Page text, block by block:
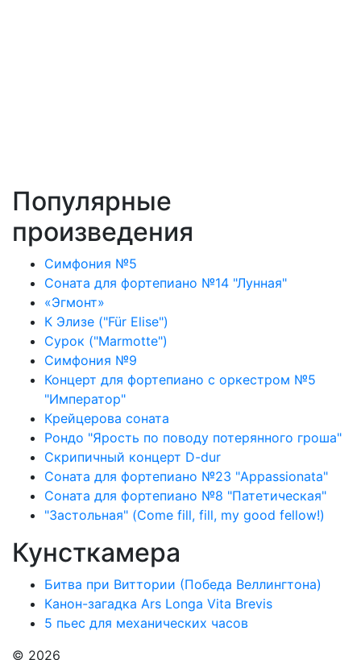
Популярные
произведения
Симфония №5
Соната для фортепиано №14 "Лунная"
«Эгмонт»
К Элизе ("Für Elise")
Сурок ("Marmotte")
Симфония №9
Концерт для фортепиано с оркестром №5
"Император"
Крейцерова соната
Рондо "Ярость по поводу потерянного гроша"
Скрипичный концерт D-dur
Соната для фортепиано №23 "Appassionata"
Соната для фортепиано №8 "Патетическая"
"Застольная" (Come fill, fill, my good fellow!)
Кунсткамера
Битва при Виттории (Победа Веллингтона)
Канон-загадка Ars Longa Vita Brevis
5 пьес для механических часов
© 2026